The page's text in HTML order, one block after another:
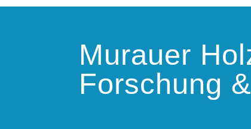
Murauer
Forschung